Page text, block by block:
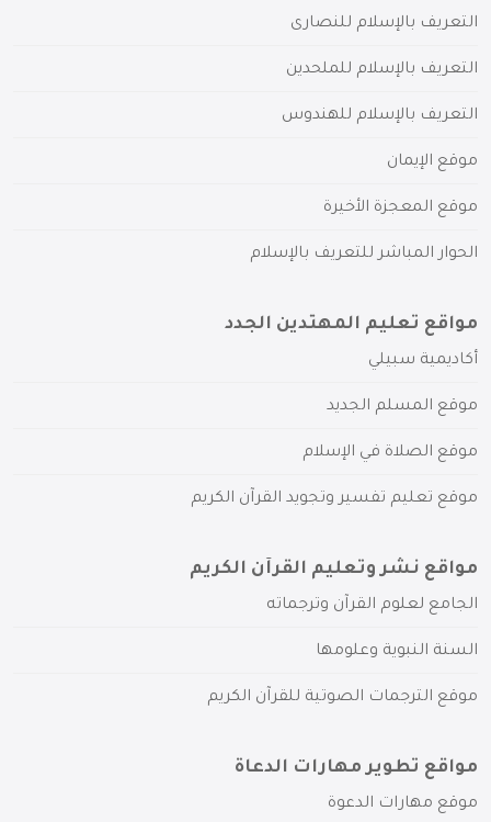
التعريف بالإسلام للنصارى
التعريف بالإسلام للملحدين
التعريف بالإسلام للهندوس
موقع الإيمان
موقع المعجزة الأخيرة
الحوار المباشر للتعريف بالإسلام
مواقع تعليم المهتدين الجدد
أكاديمية سبيلي
موقع المسلم الجديد
موقع الصلاة في الإسلام
موقع تعليم تفسير وتجويد القرآن الكريم
مواقع نشر وتعليم القرآن الكريم
الجامع لعلوم القرآن وترجماته
السنة النبوية وعلومها
موقع الترجمات الصوتية للقرآن الكريم
مواقع تطوير مهارات الدعاة
موقع مهارات الدعوة